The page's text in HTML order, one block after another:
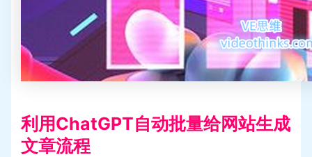
利用ChatGPT自动批量给网站生成
文章流程